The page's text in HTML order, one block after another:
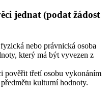
jednat (podat žádost
nebo právnická osoba
který má být vyvezen z
pověřit třetí osobu vykonáním
kulturní hodnoty.